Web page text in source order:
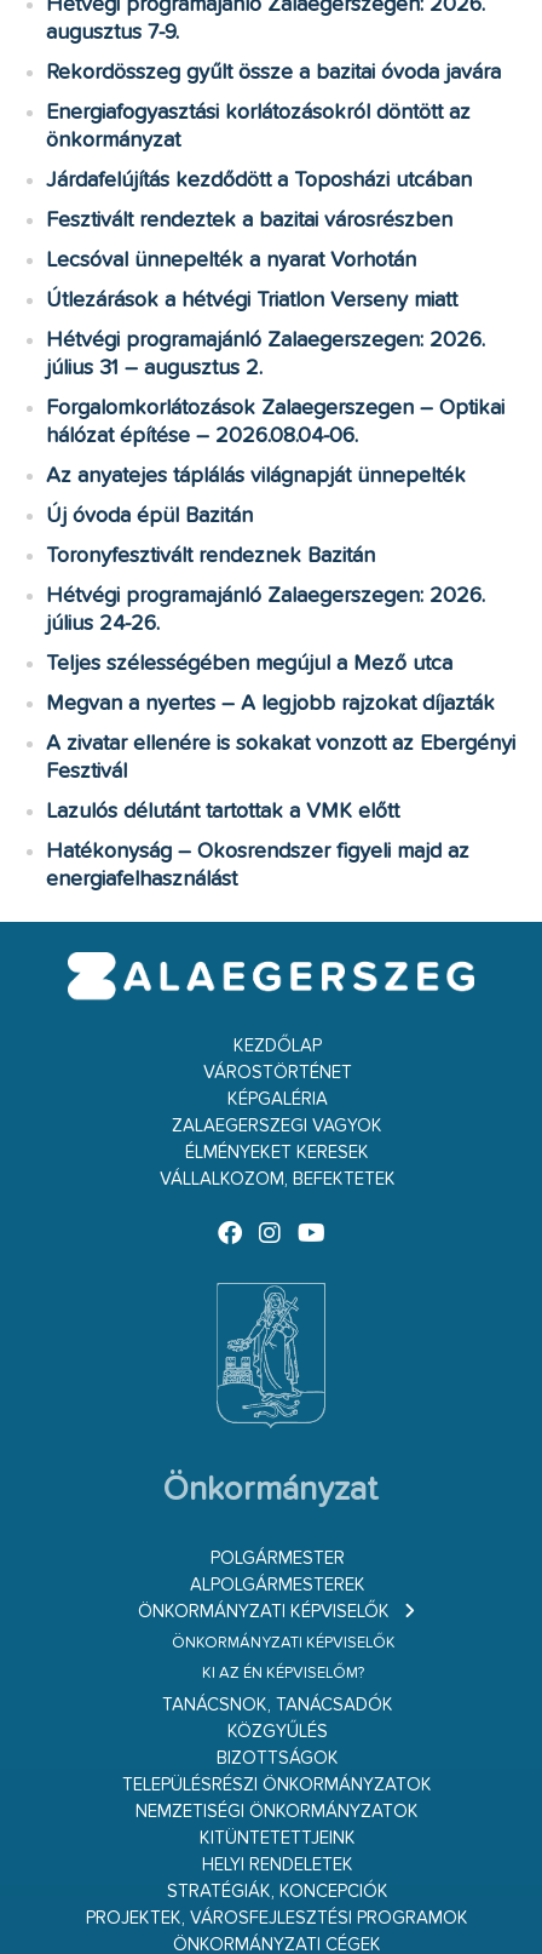
augusztus 7-9.
Rekordösszeg gyűlt össze a bazitai óvoda javára
Energiafogyasztási korlátozásokról döntött az
önkormányzat
Járdafelújítás kezdődött a Toposházi utcában
Fesztivált rendeztek a bazitai városrészben
Lecsóval ünnepelték a nyarat Vorhotán
Útlezárások a hétvégi Triatlon Verseny miatt
Hétvégi programajánló Zalaegerszegen: 2026.
július 31 – augusztus 2.
Forgalomkorlátozások Zalaegerszegen – Optikai
hálózat építése – 2026.08.04-06.
Az anyatejes táplálás világnapját ünnepelték
Új óvoda épül Bazitán
Toronyfesztivált rendeznek Bazitán
Hétvégi programajánló Zalaegerszegen: 2026.
július 24-26.
Teljes szélességében megújul a Mező utca
Megvan a nyertes – A legjobb rajzokat díjazták
A zivatar ellenére is sokakat vonzott az Ebergényi
Fesztivál
Lazulós délutánt tartottak a VMK előtt
Hatékonyság – Okosrendszer figyeli majd az
energiafelhasználást
KEZDŐLAP
VÁROSTÖRTÉNET
KÉPGALÉRIA
ZALAEGERSZEGI VAGYOK
ÉLMÉNYEKET KERESEK
VÁLLALKOZOM, BEFEKTETEK
Önkormányzat
POLGÁRMESTER
ALPOLGÁRMESTEREK
ÖNKORMÁNYZATI KÉPVISELŐK
ÖNKORMÁNYZATI KÉPVISELŐK
KI AZ ÉN KÉPVISELŐM?
TANÁCSNOK, TANÁCSADÓK
KÖZGYŰLÉS
BIZOTTSÁGOK
TELEPÜLÉSRÉSZI ÖNKORMÁNYZATOK
NEMZETISÉGI ÖNKORMÁNYZATOK
KITÜNTETETTJEINK
HELYI RENDELETEK
STRATÉGIÁK, KONCEPCIÓK
PROJEKTEK, VÁROSFEJLESZTÉSI PROGRAMOK
ÖNKORMÁNYZATI CÉGEK